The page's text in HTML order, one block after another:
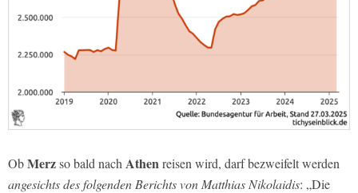
ObMerzso bald nach Athenreisen wird, darf bezweifelt werden
angesichts des folgenden Berichts von Matthias Nikolaidis: „Die